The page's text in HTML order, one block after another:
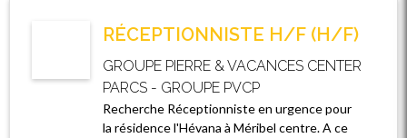
RÉCEPTIONNISTE H/F (H/F)
GROUPE PIERRE & VACANCES CENTER
PARCS - GROUPE PVCP
Recherche Réceptionniste en urgence pour
la résidence l'Hévana à Méribel centre. A ce